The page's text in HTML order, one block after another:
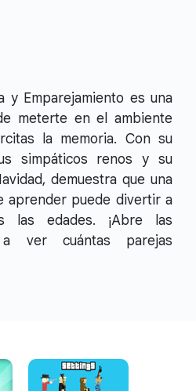
y Emparejamiento es una
meterte en el ambiente
la memoria. Con su
simpáticos renos y su
demuestra que una
aprender puede divertir a
las edades. ¡Abre las
ver cuántas parejas